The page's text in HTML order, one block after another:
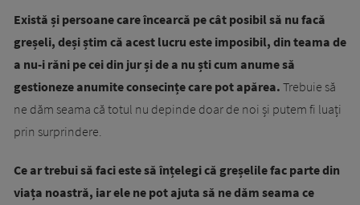
Există și persoane care încearcă pe cât posibil să nu facă
greșeli, deși știm că acest lucru este imposibil, din teama de
a nu-i răni pe cei din jur și de a nu ști cum anume să
gestioneze anumite consecințe care pot apărea. Trebuie să
ne dăm seama că totul nu depinde doar de noi și putem fi luați
prin surprindere.
Ce ar trebui să faci este să înțelegi că greșelile fac parte din
viața noastră, iar ele ne pot ajuta să ne dăm seama ce